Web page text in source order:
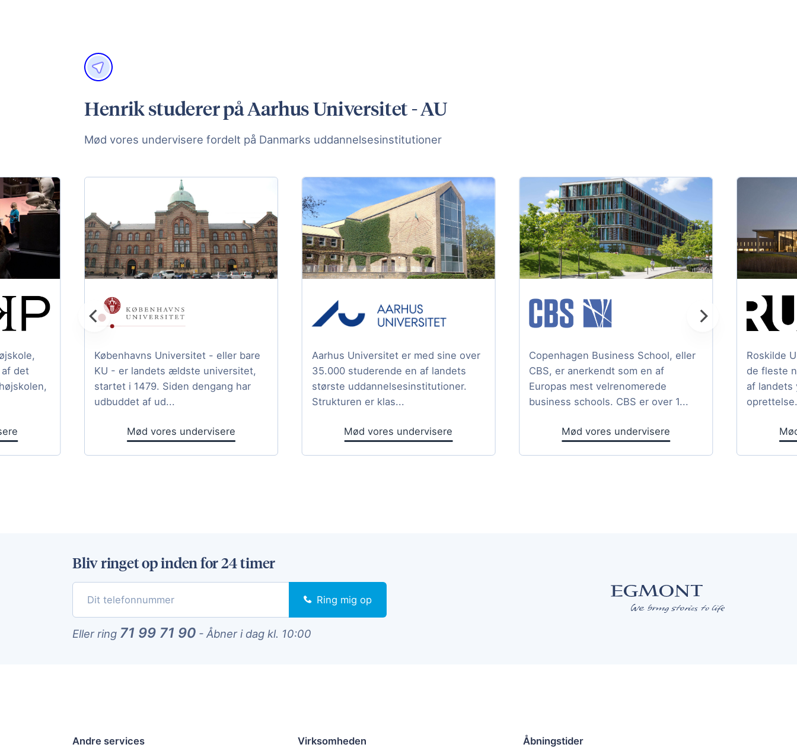
Henrik studerer på Aarhus Universitet - AU
Mød vores undervisere fordelt på Danmarks uddannelsesinstitutioner
Aarhus Universitet er med sine over
35.000 studerende en af landets
største uddannelsesinstitutioner.
Strukturen er klas...
Mød vores undervisere
Copenhagen Business School, eller
CBS, er anerkendt som en af
Europas mest velrenomerede
business schools. CBS er over 1...
Mød vores undervisere
Roskilde
de fleste
af landets
det
Københavns Universitet - eller bare
KU - er landets ældste universitet,
startet i 1479. Siden dengang har
udbuddet af ud...
Mød vores undervisere
Bliv ringet op inden for 24 timer
Ring mig op
Eller ring 71 99 71 90 - Åbner i dag kl. 10:00
Andre services Virksomheden Åbningstider